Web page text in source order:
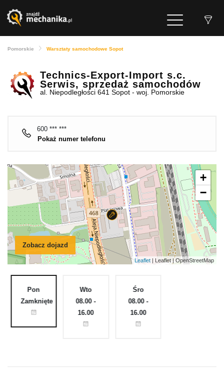
Pomorskie Warsztaty samochodowe Sopot
Technics-Export-Import s.c.
Serwis, sprzedaż samochodów
al. Niepodległości 641 Sopot - woj. Pomorskie
600 *** ***
Pokaż numer telefonu
Zobacz dojazd
+
−
Leaflet | Leaflet | OpenStreetMap
Pon
Zamknięte
Wto
08.00 -
16.00
Śro
08.00 -
16.00